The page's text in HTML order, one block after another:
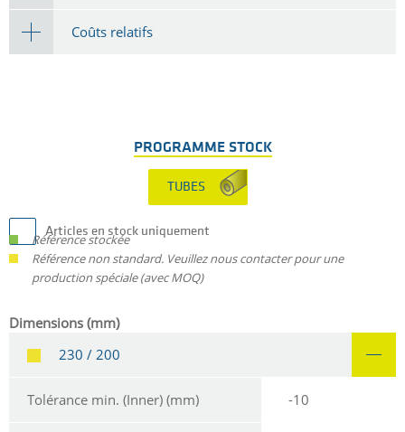
Coûts relatifs
PROGRAMME STOCK
TUBES
Articles en stock uniquement
Référence stockée
Référence non standard. Veuillez nous contacter pour une
production spéciale (avec MOQ)
Dimensions (mm)
230 / 200
Tolérance min. (Inner) (mm) -10